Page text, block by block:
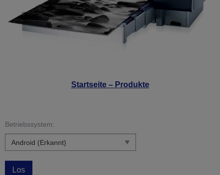
Startseite – Produkte
Betriebssystem:
Los